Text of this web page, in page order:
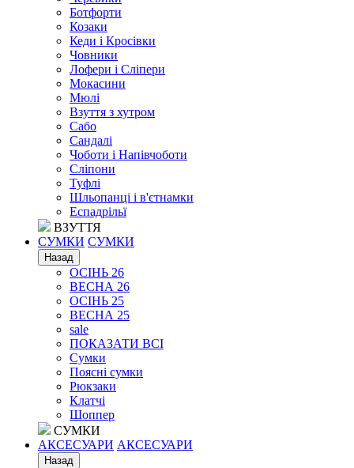
Ботфорти
Козаки
Кеди і Кросівки
Човники
Лофери і Сліпери
Мокасини
Мюлі
Взуття з хутром
Сабо
Сандалі
Чоботи і Напівчоботи
Сліпони
Туфлі
Шльопанці і в'єтнамки
Еспадрільї
ВЗУТТЯ
СУМКИ СУМКИ
Назад
ОСІНЬ 26
ВЕСНА 26
ОСІНЬ 25
ВЕСНА 25
sale
ПОКАЗАТИ ВСІ
Сумки
Поясні сумки
Рюкзаки
Клатчі
Шоппер
СУМКИ
АКСЕСУАРИ АКСЕСУАРИ
Назад